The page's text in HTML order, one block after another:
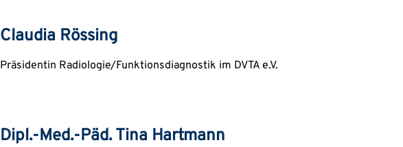
Claudia Rössing
Präsidentin Radiologie/Funktionsdiagnostik im DVTA e.V.
Dipl.-Med.-Päd. Tina Hartmann